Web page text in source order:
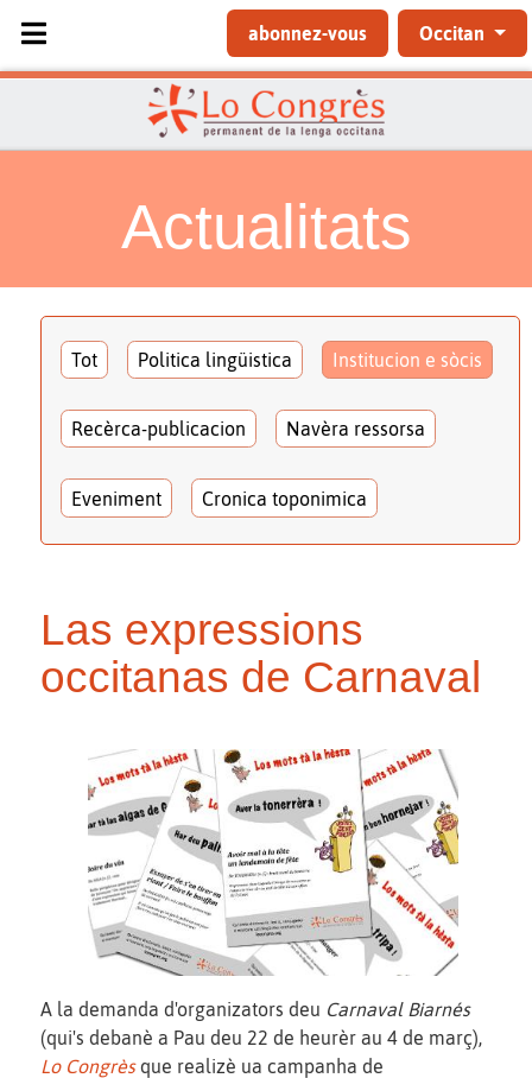
Sélectionnez votre langue
abonnez-vous Occitan
Actualitats
Tot Politica lingüistica Institucion e sòcis
Recèrca-publicacion Navèra ressorsa
Eveniment Cronica toponimica
Las expressions
occitanas de Carnaval
A la demanda d'organizators deu Carnaval Biarnés
(qui's debanè a Pau deu 22 de heurèr au 4 de març),
Lo Congrèsque realizè ua campanha de